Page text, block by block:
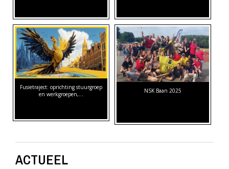
Fusietraject: oprichting stuurgroep
en werkgroepen,…
NSK Baan 2025
ACTUEEL